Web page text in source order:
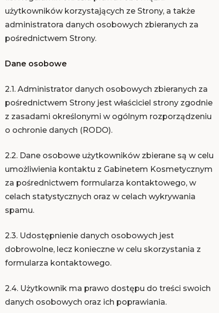
użytkowników korzystających ze Strony, a także
administratora danych osobowych zbieranych za
pośrednictwem Strony.
Dane osobowe
2.1. Administrator danych osobowych zbieranych za
pośrednictwem Strony jest właściciel strony zgodnie
z zasadami określonymi w ogólnym rozporządzeniu
o ochronie danych (RODO).
2.2. Dane osobowe użytkowników zbierane są w celu
umożliwienia kontaktu z Gabinetem Kosmetycznym
za pośrednictwem formularza kontaktowego, w
celach statystycznych oraz w celach wykrywania
spamu.
2.3. Udostępnienie danych osobowych jest
dobrowolne, lecz konieczne w celu skorzystania z
formularza kontaktowego.
2.4. Użytkownik ma prawo dostępu do treści swoich
danych osobowych oraz ich poprawiania.